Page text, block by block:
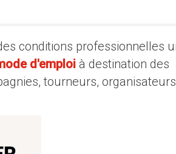
conditions professionnelles
d'emploi à destination des
tourneurs,